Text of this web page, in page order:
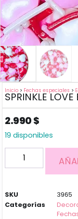
Inicio > Fechas especiales >
SPRINKLE
2.990$
19 disponibles
SKU
3965
Categorías